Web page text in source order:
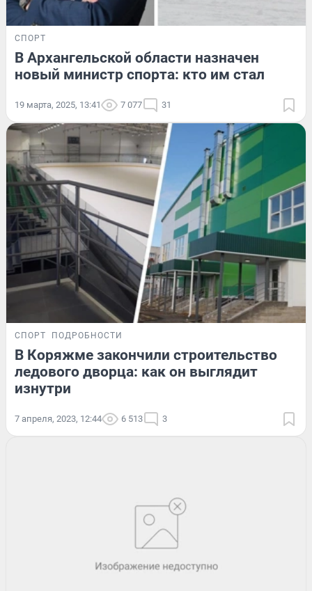
СПОРТ
В Архангельской области назначен
новый министр спорта: кто им стал
19 марта, 2025, 13:41 7 077 31
СПОРТ ПОДРОБНОСТИ
В Коряжме закончили строительство
ледового дворца: как он выглядит
изнутри
7 апреля, 2023, 12:44 6 513 3